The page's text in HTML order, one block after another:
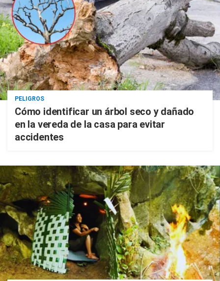
PELIGROS
Cómo identificar un árbol seco y dañado
en la vereda de la casa para evitar
accidentes